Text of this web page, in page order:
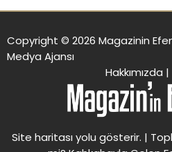
Copyright © 2026 Magazinin
Medya Ajansı
Hakkımızda |
Site haritası yolu gösterir. |